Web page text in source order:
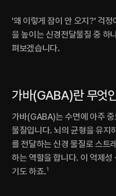
'왜 이렇게 잠이 안 오지?' 걱
을 높이는 신경전달물질 중 하
펴보겠습니다.
가바(GABA)란 무엇
가바(GABA)는 수면에 아주
물질입니다. 뇌의 균형을 유지
를 전달하는 신경 물질로 스트
하는 역할을 합니다. 이 억제
기도 하죠.1